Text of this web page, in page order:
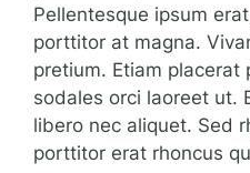
Pellentesque ipsum
porttitor at magna.
pretium. Etiam placerat
sodales orci laoreet ut.
libero nec aliquet. Sed
porttitor erat rhoncus